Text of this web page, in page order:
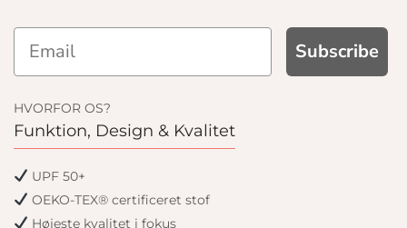
Subscribe
HVORFOR OS?
Funktion, Design & Kvalitet
UPF 50+
OEKO-TEX® certificeret stof
Højeste kvalitet i fokus